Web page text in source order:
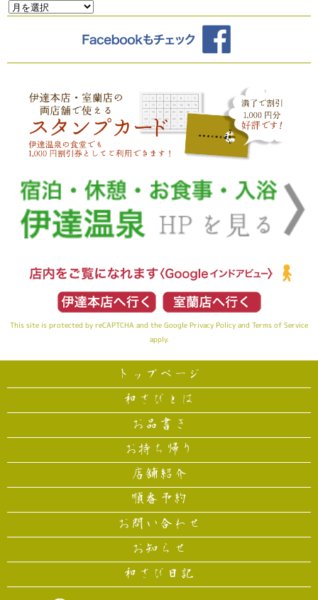
This site is protected by reCAPTCHA and the Google Privacy Policy and Terms of Service
apply.
トップページ
和さびとは
お品書き
お持ち帰り
店舗紹介
順番予約
お問い合わせ
お知らせ
和さび日記